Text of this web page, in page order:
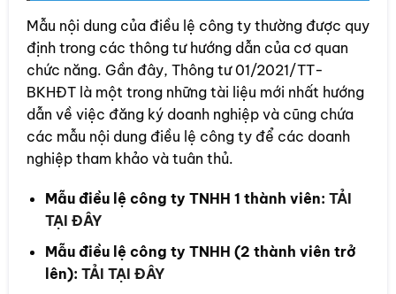
Mẫu nội dung của điều lệ công ty thường được quy
định trong các thông tư hướng dẫn của cơ quan
chức năng. Gần đây, Thông tư 01/2021/TT-
BKHĐT là một trong những tài liệu mới nhất hướng
dẫn về việc đăng ký doanh nghiệp và cũng chứa
các mẫu nội dung điều lệ công ty để các doanh
nghiệp tham khảo và tuân thủ.
Mẫu điều lệ công ty TNHH 1 thành viên: TẢI
TẠI ĐÂY
Mẫu điều lệ công ty TNHH (2 thành viên trở
lên): TẢI TẠI ĐÂY